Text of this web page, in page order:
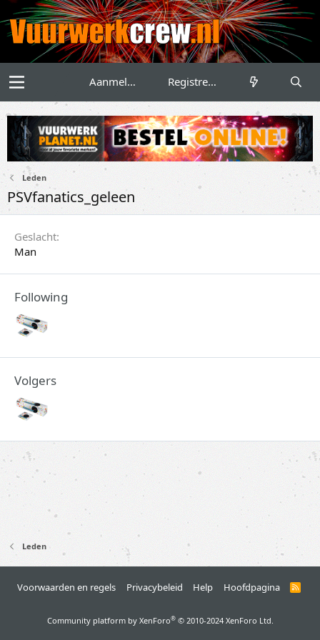
Aanmelden Registreren
Leden
PSVfanatics_geleen
Geslacht
Man
Following
Volgers
Leden
Voorwaarden en regels Privacybeleid Help Hoofdpagina
R
Community platform by XenForo® © 2010-2024 XenForo Ltd.